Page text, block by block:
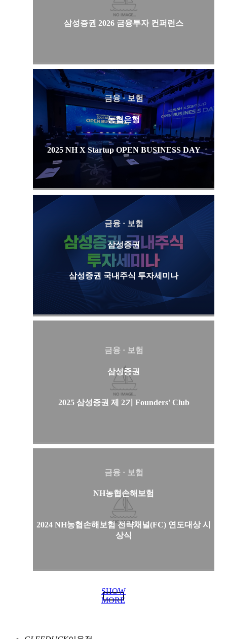
삼성증권 2026 금융투자 컨퍼런스
금융 · 보험
농협은행
2025 NH X Startup OPEN BUSINESS DAY
금융 · 보험
삼성증권
삼성증권 국내주식 투자세미나
금융 · 보험
삼성증권
2025 삼성증권 제 2기 Founders' Club
금융 · 보험
NH농협손해보험
2024 NH농협손해보험 전략채널(FC) 연도대상 시
상식
SHOW
MORE